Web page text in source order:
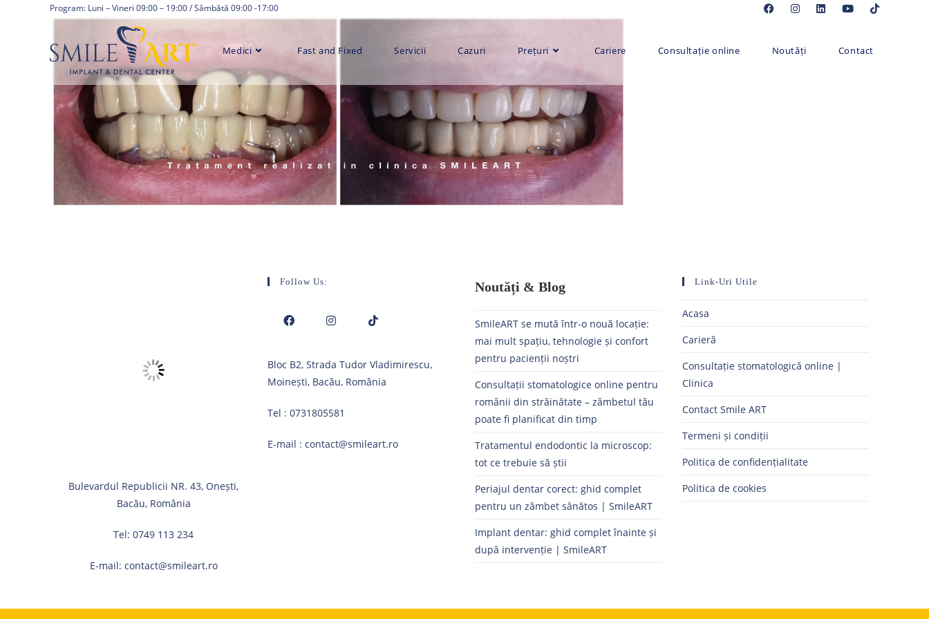
Program: Luni – Vineri 09:00 – 19:00 / Sâmbătă 09:00 -17:00
Medici Fast and Fixed Servicii Cazuri Prețuri Cariere Consultație online Noutăți Contact
Bulevardul Republicii NR. 43, Onești,
Bacău, România
Tel: 0749 113 234
E-mail: contact@smileart.ro
Follow Us:
in
a
tab
in
a
tab
in
a
Bloc B2, Strada Tudor Vladimirescu,
Moinești, Bacău, România
Tel : 0731805581
E-mail : contact@smileart.ro
Noutăți & Blog
SmileART se mută într-o nouă locație:
mai mult spațiu, tehnologie și confort
pentru pacienții noștri
Consultații stomatologice online pentru
românii din străinătate – zâmbetul tău
poate fi planificat din timp
Tratamentul endodontic la microscop:
tot ce trebuie să știi
Periajul dentar corect: ghid complet
pentru un zâmbet sănătos | SmileART
Implant dentar: ghid complet înainte și
după intervenție | SmileART
Link-Uri Utile
Acasa
Carieră
Consultație stomatologică online |
Clinica
Contact Smile ART
Termeni și condiții
Politica de confidențialitate
Politica de cookies